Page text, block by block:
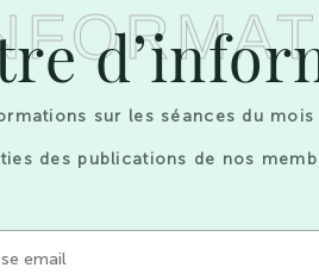
sur les séances du
des publications de nos